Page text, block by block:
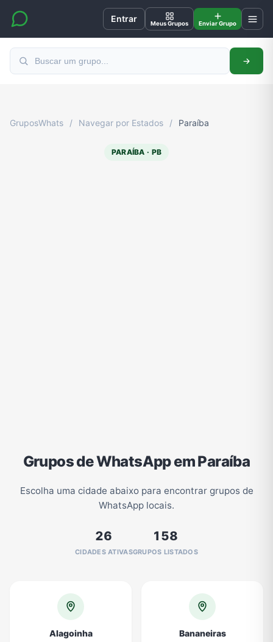
Entrar Meus Grupos Enviar Grupo
GruposWhats / Navegar por Estados / Paraíba
PARAÍBA · PB
Grupos de WhatsApp em Paraíba
Escolha uma cidade abaixo para encontrar grupos de
WhatsApp locais.
26
CIDADES ATIVAS
158
GRUPOS LISTADOS
Alagoinha Bananeiras